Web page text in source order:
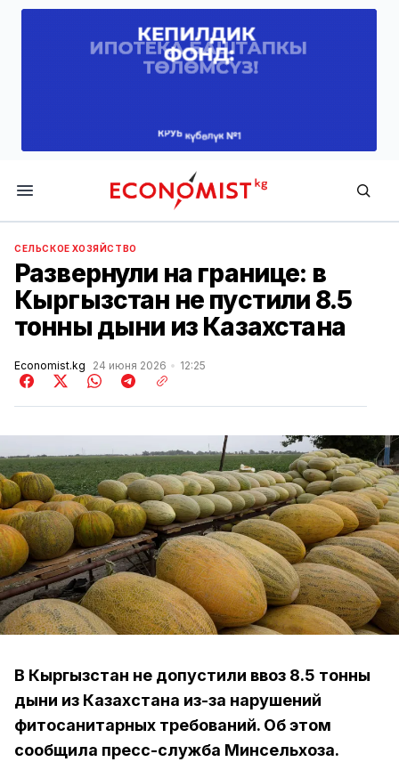
Economist.kg
СЕЛЬСКОЕ ХОЗЯЙСТВО
Развернули на границе: в
Кыргызстан не пустили 8.5
тонны дыни из Казахстана
Economist.kg 24 июня 2026 12:25
В Кыргызстан не допустили ввоз 8.5 тонны
дыни из Казахстана из-за нарушений
фитосанитарных требований. Об этом
сообщила пресс-служба Минсельхоза.